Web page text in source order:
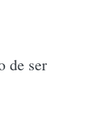
de ser